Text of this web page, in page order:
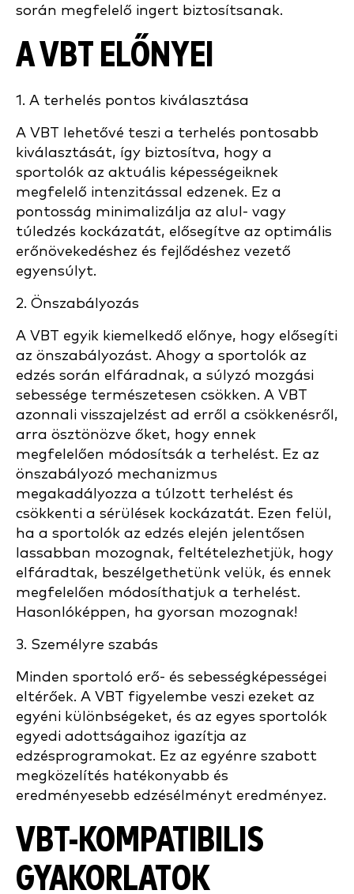
során megfelelő ingert biztosítsanak.
A VBT ELŐNYEI
1. A terhelés pontos kiválasztása
A VBT lehetővé teszi a terhelés pontosabb
kiválasztását, így biztosítva, hogy a
sportolók az aktuális képességeiknek
megfelelő intenzitással edzenek. Ez a
pontosság minimalizálja az alul- vagy
túledzés kockázatát, elősegítve az optimális
erőnövekedéshez és fejlődéshez vezető
egyensúlyt.
2. Önszabályozás
A VBT egyik kiemelkedő előnye, hogy elősegíti
az önszabályozást. Ahogy a sportolók az
edzés során elfáradnak, a súlyzó mozgási
sebessége természetesen csökken. A VBT
azonnali visszajelzést ad erről a csökkenésről,
arra ösztönözve őket, hogy ennek
megfelelően módosítsák a terhelést. Ez az
önszabályozó mechanizmus
megakadályozza a túlzott terhelést és
csökkenti a sérülések kockázatát. Ezen felül,
ha a sportolók az edzés elején jelentősen
lassabban mozognak, feltételezhetjük, hogy
elfáradtak, beszélgethetünk velük, és ennek
megfelelően módosíthatjuk a terhelést.
Hasonlóképpen, ha gyorsan mozognak!
3. Személyre szabás
Minden sportoló erő- és sebességképességei
eltérőek. A VBT figyelembe veszi ezeket az
egyéni különbségeket, és az egyes sportolók
egyedi adottságaihoz igazítja az
edzésprogramokat. Ez az egyénre szabott
megközelítés hatékonyabb és
eredményesebb edzésélményt eredményez.
VBT-KOMPATIBILIS
GYAKORLATOK